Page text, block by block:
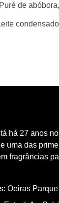
de
há 27 anos
uma das
fragrâncias
Oeiras